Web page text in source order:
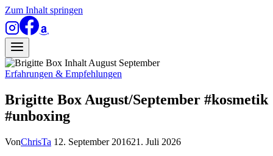
Zum Inhalt springen
Erfahrungen & Empfehlungen
Brigitte Box August/September #kosmetik
#unboxing
VonChrisTa 12. September 201621. Juli 2026